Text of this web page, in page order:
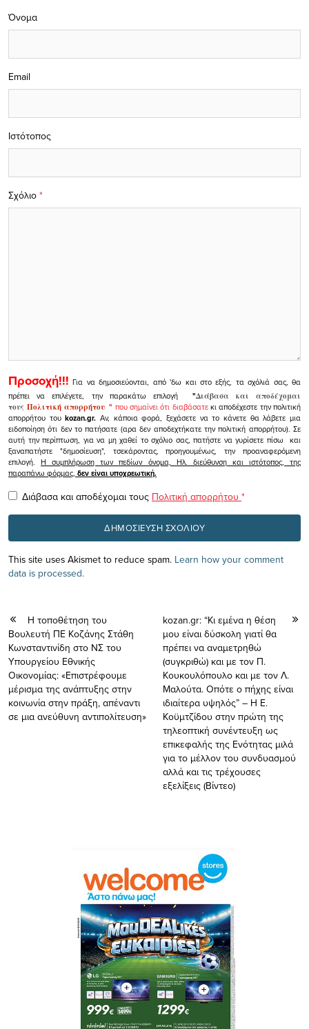
Σχόλιο *
Όνομα
Email
Ιστότοπος
Προσοχή!!! Για να δημοσιεύονται, από 'δω και στο εξής, τα σχόλιά σας, θα
πρέπει να επιλέγετε, την παρακάτω επιλογή
"Διάβασα και αποδέχομαι
τουςΠολιτική απορρήτου" που σημαίνει ότι διαβάσατεκι αποδέχεστε την πολιτική
απορρήτου τουkozan.gr. Αν, κάποια φορά, ξεχάσετε να το κάνετε θα λάβετε μια
ειδοποίηση ότι δεν το πατήσατε (αρα δεν αποδεχτήκατε την πολιτική απορρήτου). Σε
αυτή την περίπτωση, για να μη χαθεί το σχόλιο σας, πατήστε να γυρίσετε πίσω και
ξαναπατήστε "δημοσίευση", τσεκάροντας, προηγουμένως, την προαναφερόμενη
επιλογή.Η συμπλήρωση των πεδίων όνομα, Ηλ. διεύθυνση και ιστότοπος, της
παραπάνω φόρμας, δεν είναι υποχρεωτική.
Διάβασα και αποδέχομαι τους Πολιτική απορρήτου *
This site uses Akismet to reduce spam. Learn how your comment
data is processed.
Η τοποθέτηση του
Βουλευτή ΠΕ Κοζάνης Στάθη
Κωνσταντινίδη στο ΝΣ του
Υπουργείου Εθνικής
Οικονομίας: «Επιστρέφουμε
μέρισμα της ανάπτυξης στην
κοινωνία στην πράξη, απέναντι
σε μια ανεύθυνη αντιπολίτευση»
kozan.gr: “Kι εμένα η θέση
μου είναι δύσκολη γιατί θα
πρέπει να αναμετρηθώ
(συγκριθώ) και με τον Π.
Κουκουλόπουλο και με τον Λ.
Μαλούτα. Οπότε ο πήχης είναι
ιδιαίτερα υψηλός” – H E.
Kοϋμτζίδου στην πρώτη της
τηλεοπτική συνέντευξη ως
επικεφαλής της Ενότητας μιλά
για το μέλλον του συνδυασμού
αλλά και τις τρέχουσες
εξελίξεις (Βίντεο)